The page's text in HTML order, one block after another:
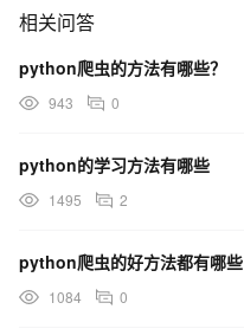
相关问答
python爬虫的方法有哪些？
943 0
python的学习方法有哪些
1495 2
python爬虫的好方法都有哪些
1084 0